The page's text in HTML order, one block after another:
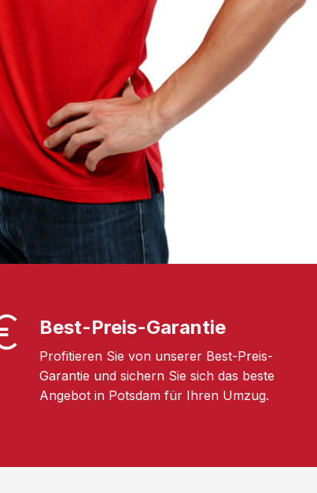
Best-Preis-Garantie
Profitieren Sie von unserer Best-Preis-
Garantie und sichern Sie sich das beste
Angebot in Potsdam für Ihren Umzug.